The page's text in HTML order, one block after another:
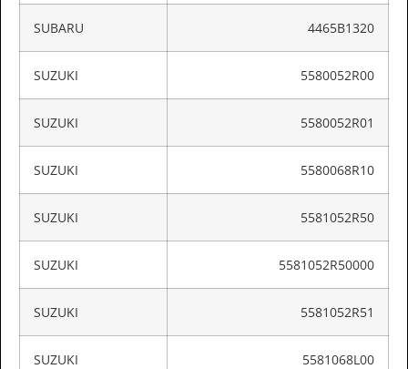
SUBARU 4465B1320
SUZUKI 5580052R00
SUZUKI 5580052R01
SUZUKI 5580068R10
SUZUKI 5581052R50
SUZUKI 5581052R50000
SUZUKI 5581052R51
SUZUKI 5581068L00